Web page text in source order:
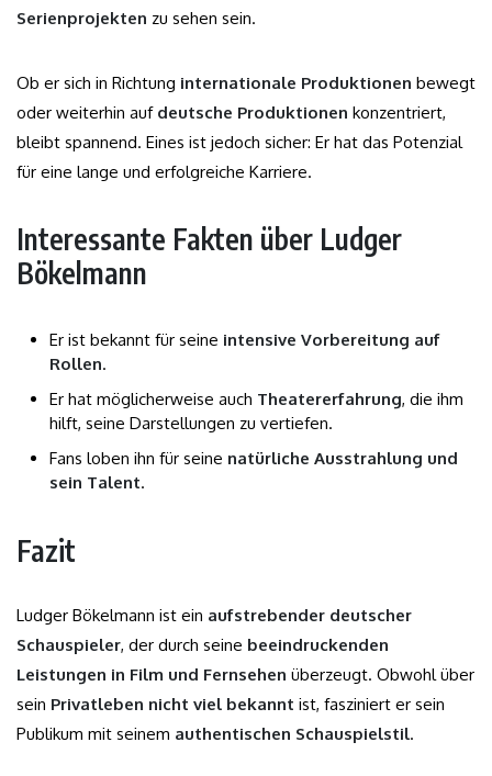
Serienprojekten zu sehen sein.
Ob er sich in Richtung internationale Produktionen bewegt
oder weiterhin auf deutsche Produktionen konzentriert,
bleibt spannend. Eines ist jedoch sicher: Er hat das Potenzial
für eine lange und erfolgreiche Karriere.
Interessante Fakten über Ludger
Bökelmann
Er ist bekannt für seine intensive Vorbereitung auf
Rollen.
Er hat möglicherweise auch Theatererfahrung, die ihm
hilft, seine Darstellungen zu vertiefen.
Fans loben ihn für seine natürliche Ausstrahlung und
sein Talent.
Fazit
Ludger Bökelmann ist ein aufstrebender deutscher
Schauspieler, der durch seine beeindruckenden
Leistungen in Film und Fernsehen überzeugt. Obwohl über
sein Privatleben nicht viel bekannt ist, fasziniert er sein
Publikum mit seinem authentischen Schauspielstil.